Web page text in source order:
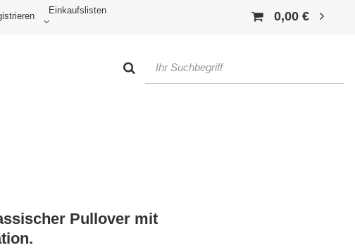
Einkaufslisten 0,00 €
Pullover mit